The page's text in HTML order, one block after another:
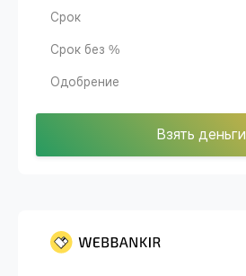
Срок
Срок без %
Одобрение
Взять деньги